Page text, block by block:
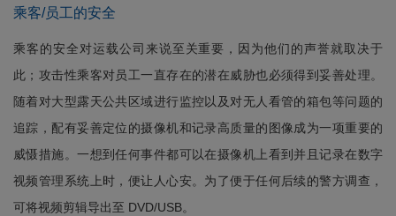
乘客/员工的安全
乘客的安全对运载公司来说至关重要，因为他们的声誉就取决于
此；攻击性乘客对员工一直存在的潜在威胁也必须得到妥善处理。
随着对大型露天公共区域进行监控以及对无人看管的箱包等问题的
追踪，配有妥善定位的摄像机和记录高质量的图像成为一项重要的
威慑措施。一想到任何事件都可以在摄像机上看到并且记录在数字
视频管理系统上时，便让人心安。为了便于任何后续的警方调查，
可将视频剪辑导出至 DVD/USB。